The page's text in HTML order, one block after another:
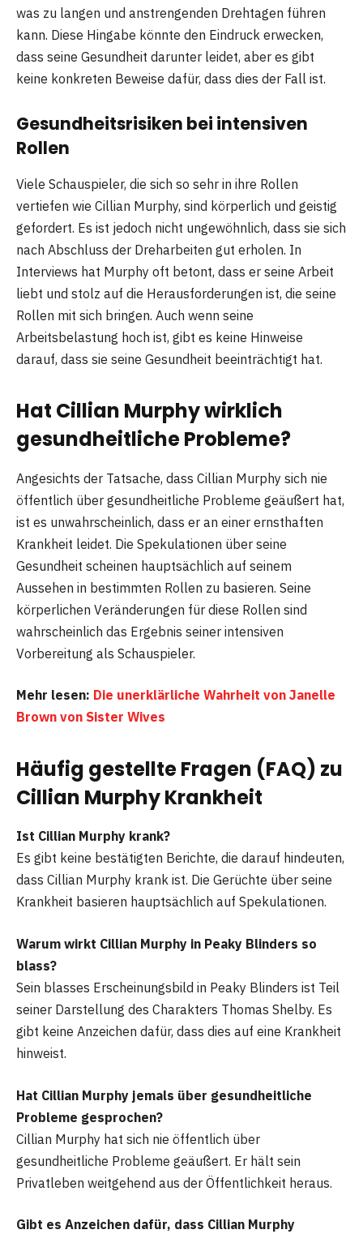
was zu langen und anstrengenden Drehtagen führen
kann. Diese Hingabe könnte den Eindruck erwecken,
dass seine Gesundheit darunter leidet, aber es gibt
keine konkreten Beweise dafür, dass dies der Fall ist.
Gesundheitsrisiken bei intensiven
Rollen
Viele Schauspieler, die sich so sehr in ihre Rollen
vertiefen wie Cillian Murphy, sind körperlich und geistig
gefordert. Es ist jedoch nicht ungewöhnlich, dass sie sich
nach Abschluss der Dreharbeiten gut erholen. In
Interviews hat Murphy oft betont, dass er seine Arbeit
liebt und stolz auf die Herausforderungen ist, die seine
Rollen mit sich bringen. Auch wenn seine
Arbeitsbelastung hoch ist, gibt es keine Hinweise
darauf, dass sie seine Gesundheit beeinträchtigt hat.
Hat Cillian Murphy wirklich
gesundheitliche Probleme?
Angesichts der Tatsache, dass Cillian Murphy sich nie
öffentlich über gesundheitliche Probleme geäußert hat,
ist es unwahrscheinlich, dass er an einer ernsthaften
Krankheit leidet. Die Spekulationen über seine
Gesundheit scheinen hauptsächlich auf seinem
Aussehen in bestimmten Rollen zu basieren. Seine
körperlichen Veränderungen für diese Rollen sind
wahrscheinlich das Ergebnis seiner intensiven
Vorbereitung als Schauspieler.
Mehr lesen: Die unerklärliche Wahrheit von Janelle
Brown von Sister Wives
Häufig gestellte Fragen (FAQ) zu
Cillian Murphy Krankheit
Ist Cillian Murphy krank?
Es gibt keine bestätigten Berichte, die darauf hindeuten,
dass Cillian Murphy krank ist. Die Gerüchte über seine
Krankheit basieren hauptsächlich auf Spekulationen.
Warum wirkt Cillian Murphy in Peaky Blinders so
blass?
Sein blasses Erscheinungsbild in Peaky Blinders ist Teil
seiner Darstellung des Charakters Thomas Shelby. Es
gibt keine Anzeichen dafür, dass dies auf eine Krankheit
hinweist.
Hat Cillian Murphy jemals über gesundheitliche
Probleme gesprochen?
Cillian Murphy hat sich nie öffentlich über
gesundheitliche Probleme geäußert. Er hält sein
Privatleben weitgehend aus der Öffentlichkeit heraus.
Gibt es Anzeichen dafür, dass Cillian Murphy